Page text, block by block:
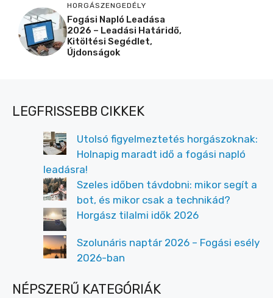
HORGÁSZENGEDÉLY
Fogási Napló Leadása
2026 – Leadási Határidő,
Kitöltési Segédlet,
Újdonságok
LEGFRISSEBB CIKKEK
Utolsó figyelmeztetés horgászoknak:
Holnapig maradt idő a fogási napló
leadásra!
Szeles időben távdobni: mikor segít a
bot, és mikor csak a technikád?
Horgász tilalmi idők 2026
Szolunáris naptár 2026 – Fogási esély
2026-ban
NÉPSZERŰ KATEGÓRIÁK